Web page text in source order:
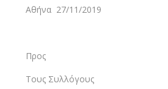
Αθήνα 27/11/2019
Προς
Τους Συλλόγους